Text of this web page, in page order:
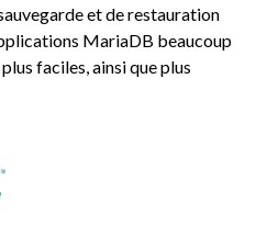
et de restauration
MariaDB beaucoup
faciles, ainsi que plus